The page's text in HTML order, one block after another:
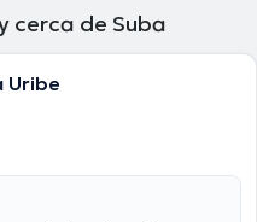
cerca de Suba
Uribe